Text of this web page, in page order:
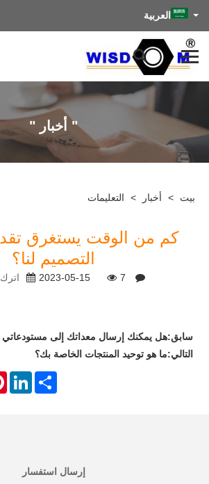
العربية
" أخبار "
بيت > أخبار > التعليمات
كم من الوقت يستغرق
التصميم لنا؟
2023-05-15 7
سابق:هل يمكنك إرسال معداتك إلى مستودعاتي
التالي:ما هو توحيد المنتجات الخاصة بك؟
Share
إرسال استفسار